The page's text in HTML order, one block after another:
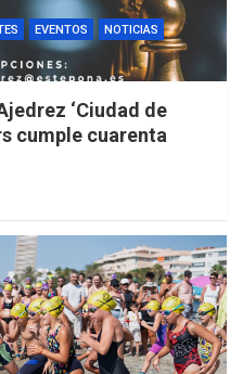
EVENTOS
NOTICIAS
‘Ciudad de
cumple cuarenta